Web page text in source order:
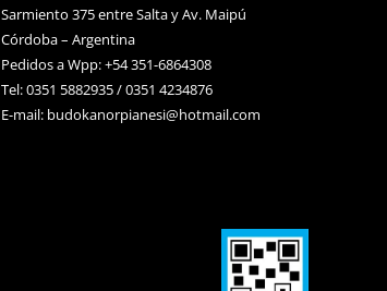
Sarmiento 375 entre Salta y Av. Maipú
Córdoba – Argentina
Pedidos a Wpp: +54 351-6864308
Tel: 0351 5882935 / 0351 4234876
E-mail: budokanorpianesi@hotmail.com